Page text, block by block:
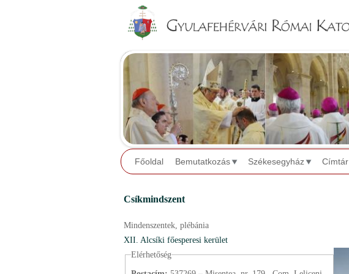
Főoldal Bemutatkozás Székesegyház Címtár
Csíkmindszent
Mindenszentek, plébánia
XII. Alcsíki főesperesi kerület
Elérhetőség